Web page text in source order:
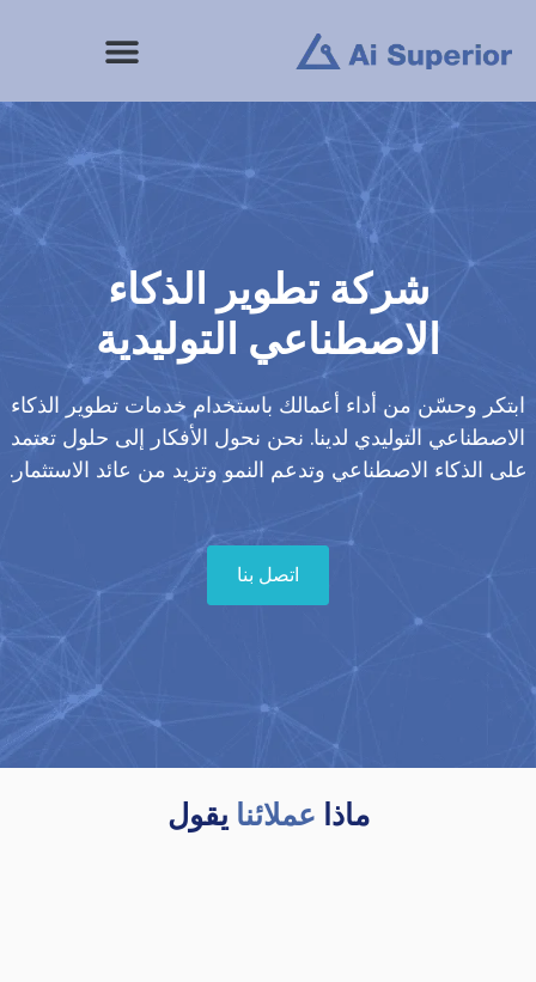
المحتوى
شركة تطوير الذكاء
الاصطناعي التوليدية
ابتكر وحسّن من أداء أعمالك باستخدام خدمات تطوير الذكاء
الاصطناعي التوليدي لدينا. نحن نحول الأفكار إلى حلول تعتمد
على الذكاء الاصطناعي وتدعم النمو وتزيد من عائد الاستثمار.
اتصل بنا
ماذا عملائنا يقول